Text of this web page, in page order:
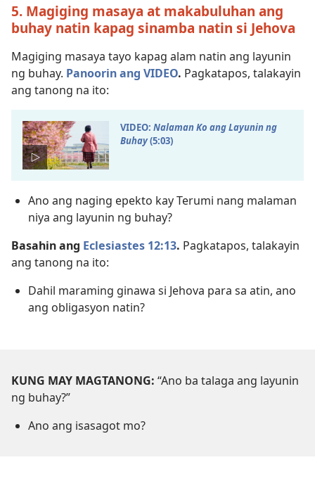
5. Magiging masaya at makabuluhan ang
buhay natin kapag sinamba natin si Jehova
Magiging masaya tayo kapag alam natin ang layunin
ng buhay. Panoorin ang VIDEO. Pagkatapos, talakayin
ang tanong na ito:
VIDEO: Nalaman Ko ang Layunin ng
Buhay(5:​03)
Ano ang naging epekto kay Terumi nang malaman
niya ang layunin ng buhay?
Basahin ang Eclesiastes 12:13. Pagkatapos, talakayin
ang tanong na ito:
Dahil maraming ginawa si Jehova para sa atin, ano
ang obligasyon natin?
KUNG MAY MAGTANONG: “Ano ba talaga ang layunin
ng buhay?”
Ano ang isasagot mo?